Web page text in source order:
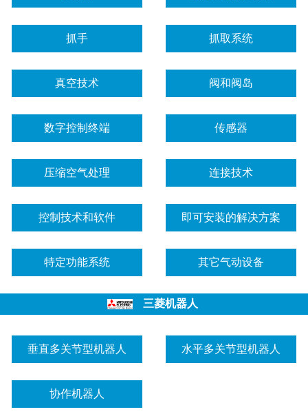
抓手 抓取系统
真空技术 阀和阀岛
数字控制终端 传感器
压缩空气处理 连接技术
控制技术和软件 即可安装的解决方案
特定功能系统 其它气动设备
三菱机器人
垂直多关节型机器人 水平多关节型机器人
协作机器人